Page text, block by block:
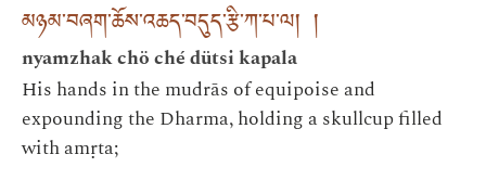
མཉམ་བཞག་ཆོས་འཆད་བདུད་རྩི་ཀ་པ་ལ། །
nyamzhak chö ché dütsi kapala
His hands in the mudrās of equipoise and
expounding the Dharma, holding a skullcup filled
with amṛta;